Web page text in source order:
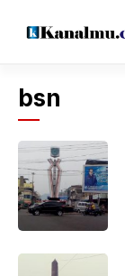
bsn